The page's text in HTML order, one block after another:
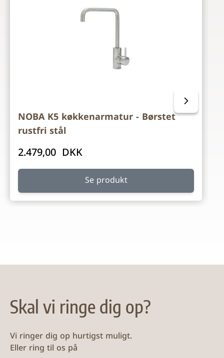
NOBA K5 køkkenarmatur - Børstet
rustfri stål
2.479,00 DKK
Se produkt
Skal vi ringe dig op?
Vi ringer dig op hurtigst muligt.
Eller ring til os på